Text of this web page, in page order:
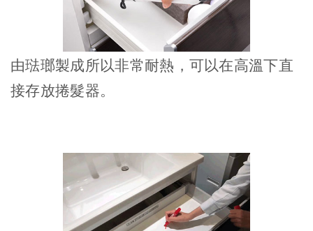
由琺瑯製成所以非常耐熱，可以在高溫下直
接存放捲髮器。